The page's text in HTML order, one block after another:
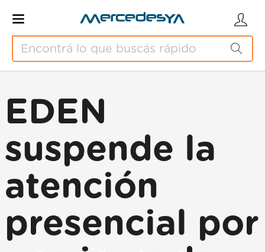
EDEN
suspende la
atención
presencial por